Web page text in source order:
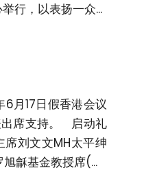
行，以表扬一众...
月17日假香港会议
出席支持。 启动礼
刘文文MH太平绅
龢基金教授席(...